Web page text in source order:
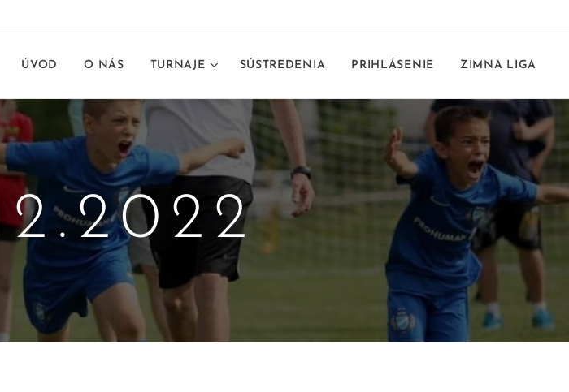
ÚVOD O NÁS TURNAJE SÚSTREDENIA PRIHLÁSENIE ZIMNA LIGA